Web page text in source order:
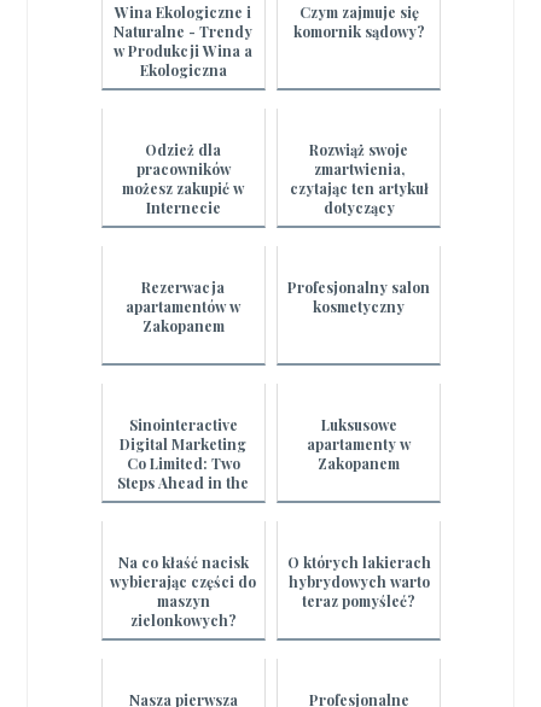
Wina Ekologiczne i
Naturalne - Trendy
w Produkcji Wina a
Ekologiczna
Zrównoważoność
Czym zajmuje się
komornik sądowy?
Odzież dla
pracowników
możesz zakupić w
Internecie
Rozwiąż swoje
zmartwienia,
czytając ten artykuł
dotyczący
inwestowania w
Rezerwacja
apartamentów w
Zakopanem
Profesjonalny salon
kosmetyczny
Sinointeractive
Digital Marketing
Co Limited: Two
Steps Ahead in the
Digital Game
Luksusowe
apartamenty w
Zakopanem
Na co kłaść nacisk
wybierając części do
maszyn
zielonkowych?
O których lakierach
hybrydowych warto
teraz pomyśleć?
Nasza pierwsza
Profesjonalne